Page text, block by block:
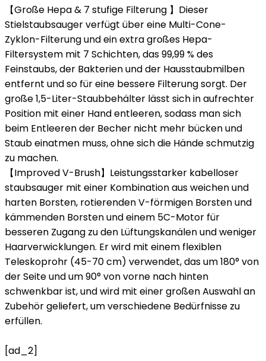
【Große Hepa & 7 stufige Filterung 】Dieser
Stielstaubsauger verfügt über eine Multi-Cone-
Zyklon-Filterung und ein extra großes Hepa-
Filtersystem mit 7 Schichten, das 99,99 % des
Feinstaubs, der Bakterien und der Hausstaubmilben
entfernt und so für eine bessere Filterung sorgt. Der
große 1,5-Liter-Staubbehälter lässt sich in aufrechter
Position mit einer Hand entleeren, sodass man sich
beim Entleeren der Becher nicht mehr bücken und
Staub einatmen muss, ohne sich die Hände schmutzig
zu machen.
【Improved V-Brush】Leistungsstarker kabelloser
staubsauger mit einer Kombination aus weichen und
harten Borsten, rotierenden V-förmigen Borsten und
kämmenden Borsten und einem 5C-Motor für
besseren Zugang zu den Lüftungskanälen und weniger
Haarverwicklungen. Er wird mit einem flexiblen
Teleskoprohr (45-70 cm) verwendet, das um 180° von
der Seite und um 90° von vorne nach hinten
schwenkbar ist, und wird mit einer großen Auswahl an
Zubehör geliefert, um verschiedene Bedürfnisse zu
erfüllen.
[ad_2]